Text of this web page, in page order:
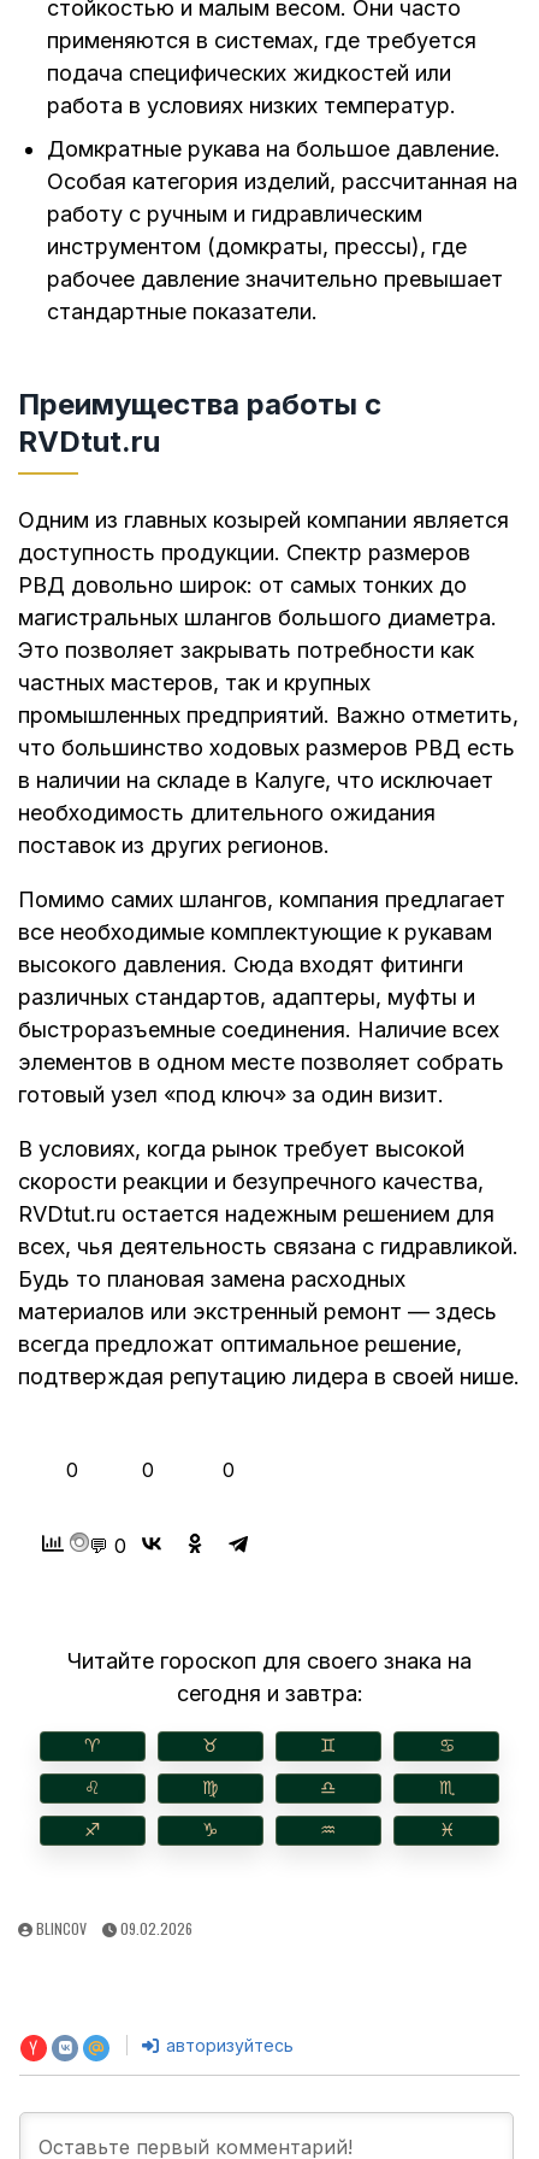
стойкостью и малым весом. Они часто
применяются в системах, где требуется
подача специфических жидкостей или
работа в условиях низких температур.
Домкратные рукава на большое давление.
Особая категория изделий, рассчитанная на
работу с ручным и гидравлическим
инструментом (домкраты, прессы), где
рабочее давление значительно превышает
стандартные показатели.
Преимущества работы с
RVDtut.ru
Одним из главных козырей компании является
доступность продукции. Спектр размеров
РВД довольно широк: от самых тонких до
магистральных шлангов большого диаметра.
Это позволяет закрывать потребности как
частных мастеров, так и крупных
промышленных предприятий. Важно отметить,
что большинство ходовых размеров РВД есть
в наличии на складе в Калуге, что исключает
необходимость длительного ожидания
поставок из других регионов.
Помимо самих шлангов, компания предлагает
все необходимые комплектующие к рукавам
высокого давления. Сюда входят фитинги
различных стандартов, адаптеры, муфты и
быстроразъемные соединения. Наличие всех
элементов в одном месте позволяет собрать
готовый узел «под ключ» за один визит.
В условиях, когда рынок требует высокой
скорости реакции и безупречного качества,
RVDtut.ru остается надежным решением для
всех, чья деятельность связана с гидравликой.
Будь то плановая замена расходных
материалов или экстренный ремонт — здесь
всегда предложат оптимальное решение,
подтверждая репутацию лидера в своей нише.
0 0 0
💬 0
Читайте гороскоп для своего знака на
сегодня и завтра:
♈︎ ♉︎ ♊︎ ♋︎
♌︎ ♍︎ ♎︎ ♏︎
♐︎ ♑︎ ♒︎ ♓︎
AUTHOR:
BLINCOV
PUBLISHED
09.02.2026
авторизуйтесь